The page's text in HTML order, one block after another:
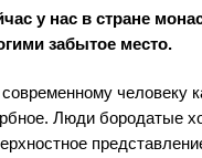
у нас в стране
забытое место.
человеку
Люди бородатые